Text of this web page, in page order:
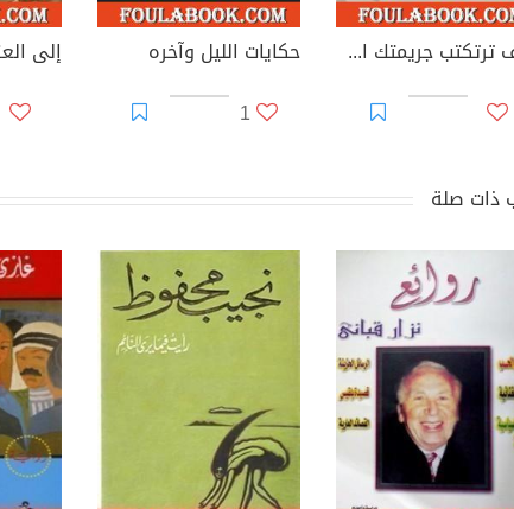
كيف ترتكتب جريمتك الأولى
حكايات الليل وآخره
1
إلى
ذات صلة